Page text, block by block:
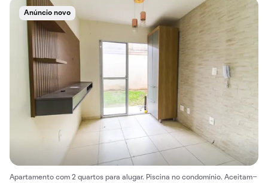
Anúncio novo
Apartamento com 2 quartos para alugar. Piscina no condomínio. Aceitam-